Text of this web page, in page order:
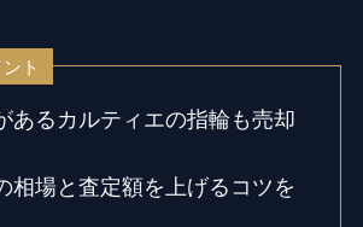
ト
あるカルティエの指輪も売却
相場と査定額を上げるコツを